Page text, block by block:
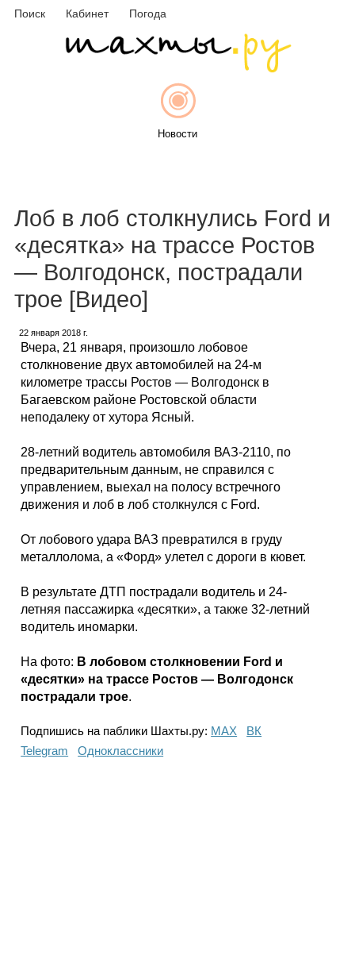
Поиск Кабинет Погода
Новости
Объявления
Каталог
Гороскоп
Карты
Фотогалерея
Лоб в лоб столкнулись Ford и
«десятка» на трассе Ростов
— Волгодонск, пострадали
трое [Видео]
22 января 2018 г.
Вчера, 21 января, произошло лобовое
столкновение двух автомобилей на 24-м
километре трассы Ростов — Волгодонск в
Багаевском районе Ростовской области
неподалеку от хутора Ясный.
28-летний водитель автомобиля ВАЗ-2110, по
предварительным данным, не справился с
управлением, выехал на полосу встречного
движения и лоб в лоб столкнулся с Ford.
От лобового удара ВАЗ превратился в груду
металлолома, а «Форд» улетел с дороги в кювет.
В результате ДТП пострадали водитель и 24-
летняя пассажирка «десятки», а также 32-летний
водитель иномарки.
На фото: В лобовом столкновении Ford и
«десятки» на трассе Ростов — Волгодонск
пострадали трое.
Подпишись на паблики Шахты.ру: МАХ
ВК
Telegram
Одноклассники